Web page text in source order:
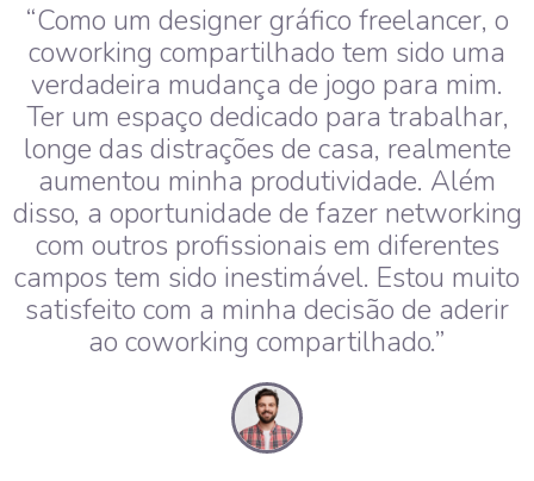
“Como um designer gráfico freelancer, o
coworking compartilhado tem sido uma
verdadeira mudança de jogo para mim.
Ter um espaço dedicado para trabalhar,
longe das distrações de casa, realmente
aumentou minha produtividade. Além
disso, a oportunidade de fazer networking
com outros profissionais em diferentes
campos tem sido inestimável. Estou muito
satisfeito com a minha decisão de aderir
ao coworking compartilhado.”